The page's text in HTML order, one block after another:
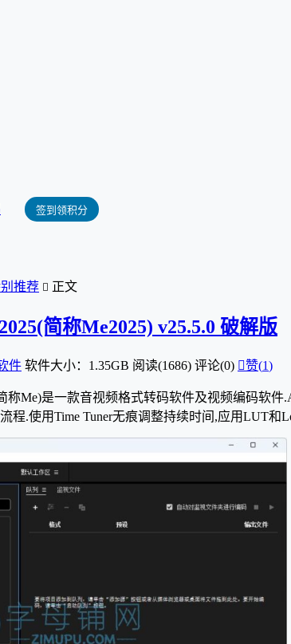
签到领积分
推荐  正文
简称Me2025) v25.5.0 破解版
件 软件大小：1.35GB 阅读(1686) 评论(0) 赞(1)
称Me)是一款音视频格式转码软件及视频编码软
程.使用Time Tuner无痕调整持续时间,应用LUT和